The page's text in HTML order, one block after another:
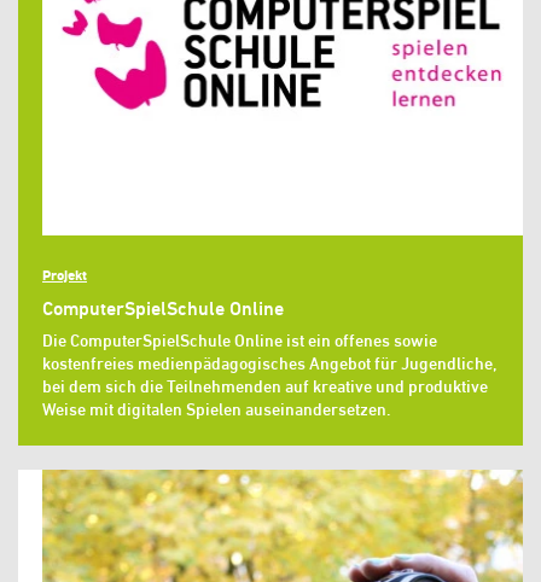
Projekt
ComputerSpielSchule Online
Die ComputerSpielSchule Online ist ein offenes sowie
kostenfreies medienpädagogisches Angebot für Jugendliche,
bei dem sich die Teilnehmenden auf kreative und produktive
Weise mit digitalen Spielen auseinandersetzen.